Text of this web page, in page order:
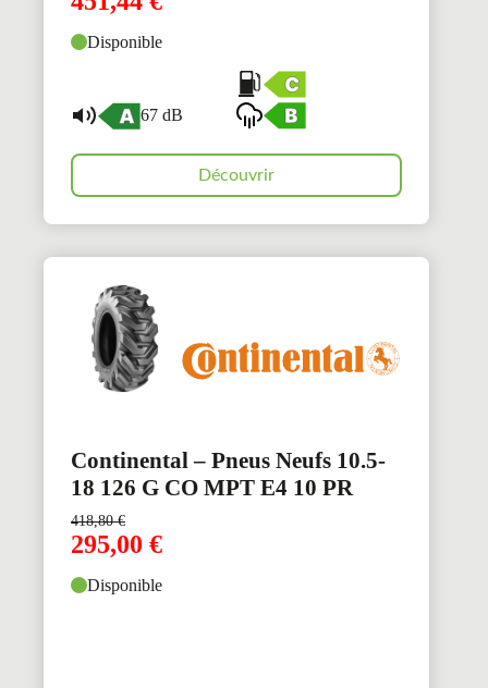
Disponible
67 dB
Découvrir
Continental – Pneus Neufs 10.5-
18 126 G CO MPT E4 10 PR
418,80€
295,00 €
Disponible